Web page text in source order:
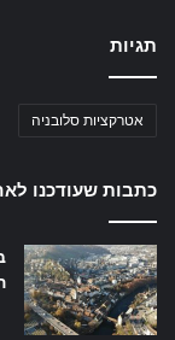
תגיות
אטרקציות סלובניה
כתבות שעודכנו